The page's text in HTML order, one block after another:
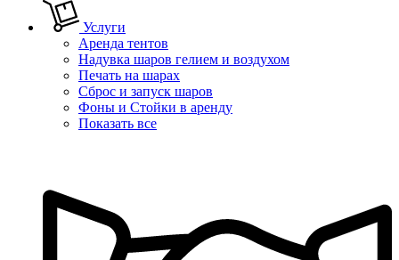
Услуги
Аренда тентов
Надувка шаров гелием и воздухом
Печать на шарах
Сброс и запуск шаров
Фоны и Стойки в аренду
Показать все